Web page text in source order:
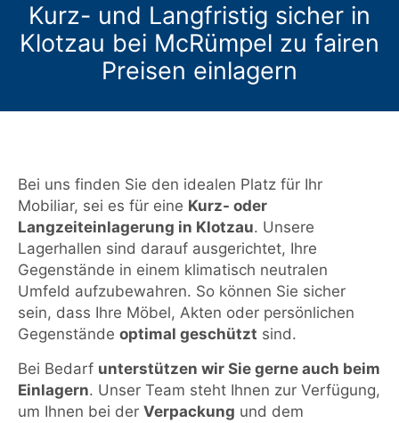
Kurz- und Langfristig sicher in
Klotzau bei McRümpel zu fairen
Preisen einlagern
Bei uns finden Sie den idealen Platz für Ihr
Mobiliar, sei es für eine Kurz- oder
Langzeiteinlagerung in Klotzau. Unsere
Lagerhallen sind darauf ausgerichtet, Ihre
Gegenstände in einem klimatisch neutralen
Umfeld aufzubewahren. So können Sie sicher
sein, dass Ihre Möbel, Akten oder persönlichen
Gegenstände optimal geschützt sind.
Bei Bedarf unterstützen wir Sie gerne auch beim
Einlagern. Unser Team steht Ihnen zur Verfügung,
um Ihnen bei der Verpackung und dem